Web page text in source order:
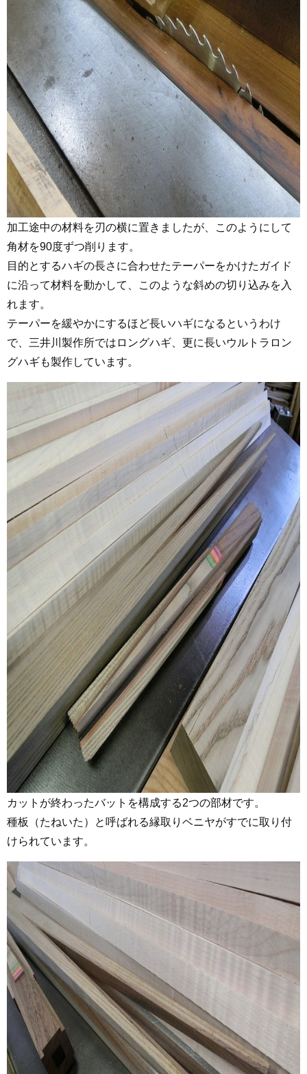
加工途中の材料を刃の横に置きましたが、このようにして
角材を90度ずつ削ります。
目的とするハギの長さに合わせたテーパーをかけたガイド
に沿って材料を動かして、このような斜めの切り込みを入
れます。
テーパーを緩やかにするほど長いハギになるというわけ
で、三井川製作所ではロングハギ、更に長いウルトラロン
グハギも製作しています。
カットが終わったバットを構成する2つの部材です。
種板（たねいた）と呼ばれる縁取りベニヤがすでに取り付
けられています。